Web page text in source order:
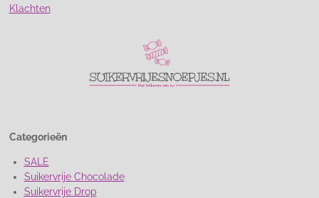
Klachten
Categorieën
SALE
Suikervrije Chocolade
Suikervrije Drop